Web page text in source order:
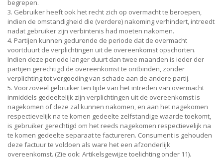
begrepen.
3. Gebruiker heeft ook het recht zich op overmacht te beroepen,
indien de omstandigheid die (verdere) nakoming verhindert, intreedt
nadat gebruiker zijn verbintenis had moeten nakomen.
4. Partijen kunnen gedurende de periode dat de overmacht
voortduurt de verplichtingen uit de overeenkomst opschorten.
Indien deze periode langer duurt dan twee maanden is ieder der
partijen gerechtigd de overeenkomst te ontbinden, zonder
verplichting tot vergoeding van schade aan de andere partij.
5. Voorzoveel gebruiker ten tijde van het intreden van overmacht
inmiddels gedeeltelijk zijn verplichtingen uit de overeenkomst is
nagekomen of deze zal kunnen nakomen, en aan het nagekomen
respectievelijk na te komen gedeelte zelfstandige waarde toekomt,
is gebruiker gerechtigd om het reeds nagekomen respectievelijk na
te komen gedeelte separaat te factureren. Consument is gehouden
deze factuur te voldoen als ware het een afzonderlijk
overeenkomst. (Zie ook: Artikelsgewijze toelichting onder 11).